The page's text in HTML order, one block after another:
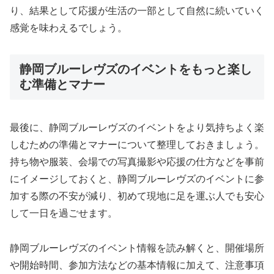
り、結果として応援が生活の一部として自然に続いていく
感覚を味わえるでしょう。
静岡ブルーレヴズのイベントをもっと楽し
む準備とマナー
最後に、静岡ブルーレヴズのイベントをより気持ちよく楽
しむための準備とマナーについて整理しておきましょう。
持ち物や服装、会場での写真撮影や応援の仕方などを事前
にイメージしておくと、静岡ブルーレヴズのイベントに参
加する際の不安が減り、初めて現地に足を運ぶ人でも安心
して一日を過ごせます。
静岡ブルーレヴズのイベント情報を読み解くと、開催場所
や開始時間、参加方法などの基本情報に加えて、注意事項